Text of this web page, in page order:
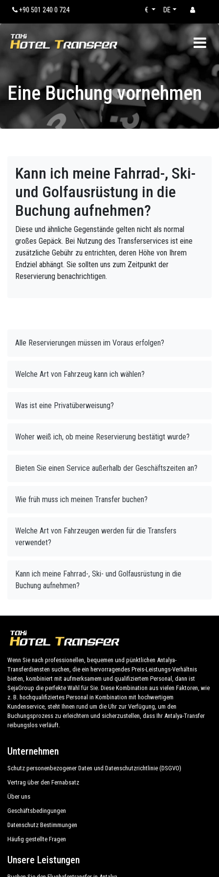
+90 501 240 0 724 DE
€
Eine Buchung vornehmen
Kann ich meine Fahrrad-, Ski-
und Golfausrüstung in die
Buchung aufnehmen?
Diese und ähnliche Gegenstände gelten nicht als normal
großes Gepäck. Bei Nutzung des Transferservices ist eine
zusätzliche Gebühr zu entrichten, deren Höhe von Ihrem
Endziel abhängt. Sie sollten uns zum Zeitpunkt der
Reservierung benachrichtigen.
Alle Reservierungen müssen im Voraus erfolgen?
Welche Art von Fahrzeug kann ich wählen?
Was ist eine Privatüberweisung?
Woher weiß ich, ob meine Reservierung bestätigt wurde?
Bieten Sie einen Service außerhalb der Geschäftszeiten an?
Wie früh muss ich meinen Transfer buchen?
Welche Art von Fahrzeugen werden für die Transfers
verwendet?
Kann ich meine Fahrrad-, Ski- und Golfausrüstung in die
Buchung aufnehmen?
Wenn Sie nach professionellen, bequemen und pünktlichen Antalya-
Transferdiensten suchen, die ein hervorragendes Preis-Leistungs-Verhältnis
bieten, kombiniert mit aufmerksamem und qualifiziertem Personal, dann ist
SejaGroup die perfekte Wahl für Sie. Diese Kombination aus vielen Faktoren, wie
z. B. hochqualifiziertes Personal in Kombination mit hochwertigem
Kundenservice, steht Ihnen rund um die Uhr zur Verfügung, um den
Buchungsprozess zu erleichtern und sicherzustellen, dass Ihr Antalya-Transfer
reibungslos verläuft.
Unternehmen
Schutz personenbezogener Daten und Datenschutzrichtlinie (DSGVO)
Vertrag über den Fernabsatz
Über uns
Geschäftsbedingungen
Datenschutz Bestimmungen
Häufig gestellte Fragen
Unsere Leistungen